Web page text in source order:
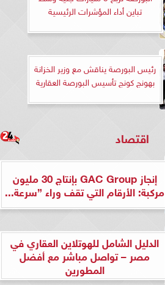
تباين أداء المؤشرات الرئيسية
رئيس البورصة يناقش مع وزير الخزانة
بهونج كونج تأسيس البورصة العقارية
اقتصاد
إنجاز GAC Group بإنتاج 30 مليون
مركبة: الأرقام التي تقف وراء ”سرعة...
الدليل الشامل للهوتلاين العقاري في
مصر – تواصل مباشر مع أفضل
المطورين